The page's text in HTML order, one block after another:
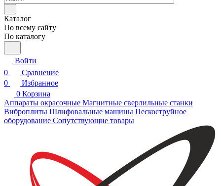
Каталог
По всему сайту
По каталогу
Войти
0
Сравнение
0
Избранное
0 Корзина
Аппараты окрасочные Магнитные сверлильные станки
Виброплиты Шлифовальные машины Пескоструйное
оборудование Сопутствующие товары